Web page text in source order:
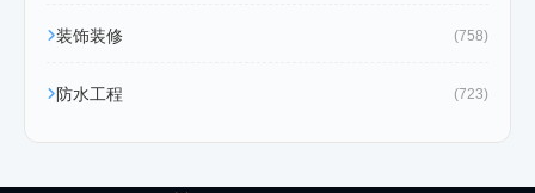
装饰装修 (758)
防水工程 (723)